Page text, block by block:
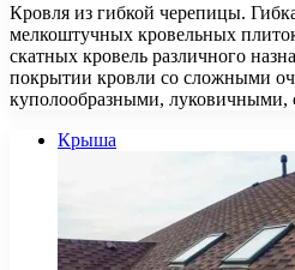
Кровля из гибкой черепицы.
мелкоштучных кровельных
скатных кровель различного
покрытии кровли со сложными
куполообразными,
Крыша